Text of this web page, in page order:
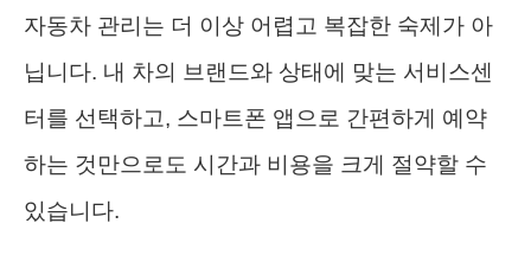
자동차 관리는 더 이상 어렵고 복잡한 숙제가 아
닙니다. 내 차의 브랜드와 상태에 맞는 서비스센
터를 선택하고, 스마트폰 앱으로 간편하게 예약
하는 것만으로도 시간과 비용을 크게 절약할 수
있습니다.